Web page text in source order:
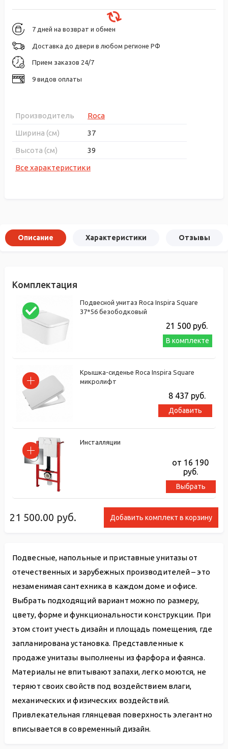
7 дней на возврат и обмен
Доставка до двери в любом регионе РФ
Прием заказов 24/7
9 видов оплаты
Производитель
Roca
Ширина (см)
37
Высота (см)
39
Все характеристики
Описание Характеристики Отзывы
Комплектация
21 500.00 руб. Добавить комплект в корзину
Подвесной унитаз Roca Inspira Square
37*56 безободковый
21 500 руб.
В комплекте
Крышка-сиденье Roca Inspira Square
микролифт
8 437 руб.
Добавить
Инсталляции
от 16 190
руб.
Выбрать
Подвесные, напольные и приставные унитазы от
отечественных и зарубежных производителей – это
незаменимая сантехника в каждом доме и офисе.
Выбрать подходящий вариант можно по размеру,
цвету, форме и функциональности конструкции. При
этом стоит учесть дизайн и площадь помещения, где
запланирована установка. Представленные к
продаже унитазы выполнены из фарфора и фаянса.
Материалы не впитывают запахи, легко моются, не
теряют своих свойств под воздействием влаги,
механических и физических воздействий.
Привлекательная глянцевая поверхность элегантно
вписывается в современный дизайн.